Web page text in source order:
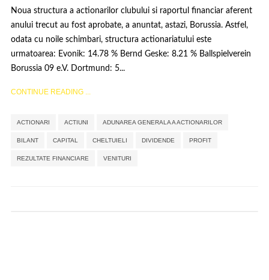
Noua structura a actionarilor clubului si raportul financiar aferent
anului trecut au fost aprobate, a anuntat, astazi, Borussia. Astfel,
odata cu noile schimbari, structura actionariatului este
urmatoarea: Evonik: 14.78 % Bernd Geske: 8.21 % Ballspielverein
Borussia 09 e.V. Dortmund: 5...
CONTINUE READING ...
ACTIONARI ACTIUNI ADUNAREA GENERALA A ACTIONARILOR
BILANT CAPITAL CHELTUIELI DIVIDENDE PROFIT
REZULTATE FINANCIARE VENITURI